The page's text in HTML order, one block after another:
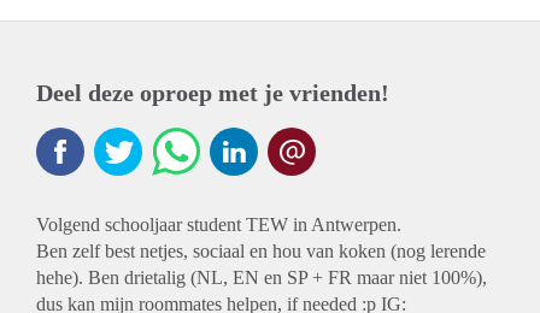
Deel deze oproep met je vrienden!
Volgend schooljaar student TEW in Antwerpen.
Ben zelf best netjes, sociaal en hou van koken (nog lerende
hehe). Ben drietalig (NL, EN en SP + FR maar niet 100%),
dus kan mijn roommates helpen, if needed :p IG: